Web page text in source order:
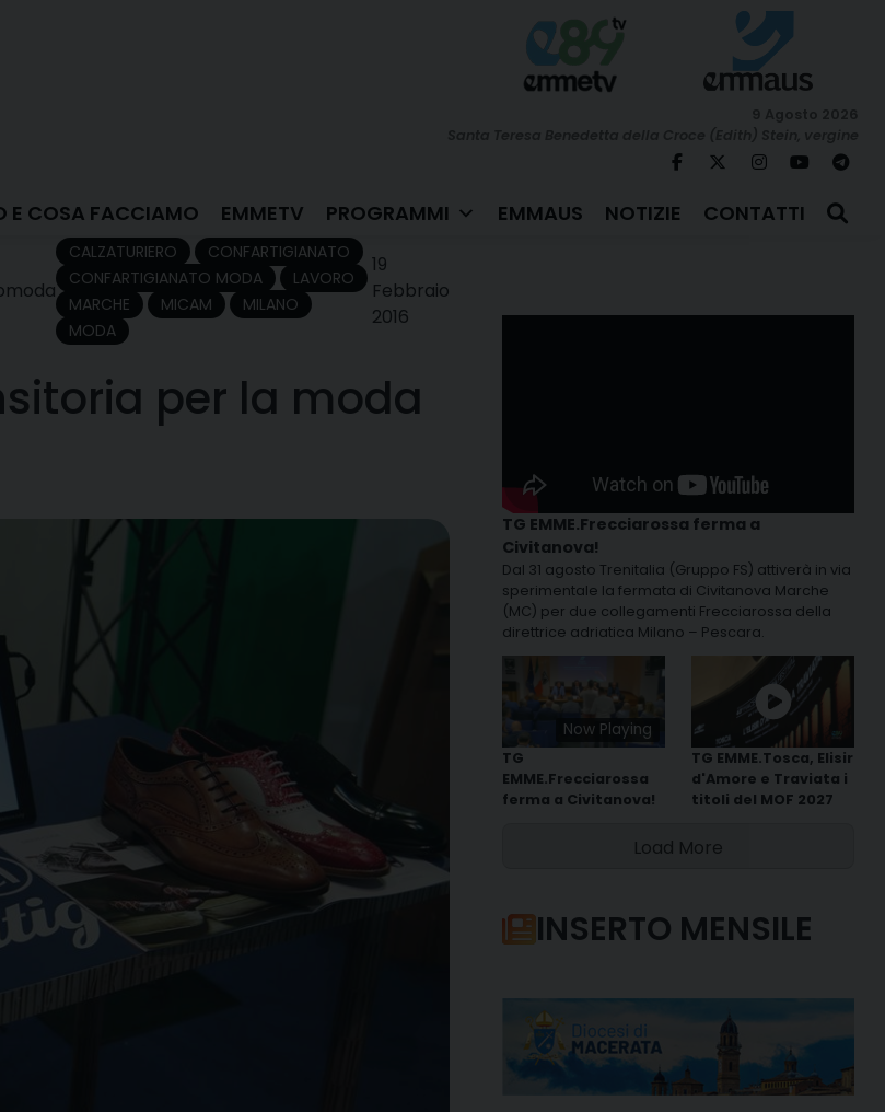
E COSA FACCIAMO EMMETV PROGRAMMI EMMAUS NOTIZIE CONTATTI
moda
CALZATURIERO
CONFARTIGIANATO
CONFARTIGIANATO MODA
LAVORO
MARCHE
MICAM
MILANO
MODA
19
Febbraio
2016
per la moda
TG EMME.Frecciarossa ferma a
Civitanova!
Dal 31 agosto Trenitalia (Gruppo FS) attiverà in via
sperimentale la fermata di Civitanova Marche
(MC) per due collegamenti Frecciarossa della
direttrice adriatica Milano – Pescara.
Now Playing
TG
EMME.Frecciarossa
ferma a Civitanova!
TG EMME.Tosca, Elisir
d'Amore e Traviata i
titoli del MOF 2027
Load More
INSERTO MENSILE